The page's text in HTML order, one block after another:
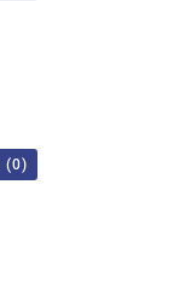
(0)